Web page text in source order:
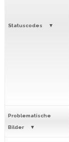
Statuscodes
Problematische
Bilder